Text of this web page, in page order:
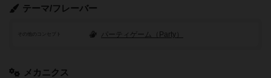
テーマ/フレーバー
その他のコンセプト パーティゲーム（Party）
メカニクス